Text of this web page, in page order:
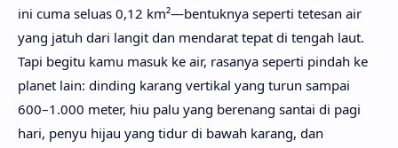
ini cuma seluas 0,12 km²—bentuknya seperti tetesan air
yang jatuh dari langit dan mendarat tepat di tengah laut.
Tapi begitu kamu masuk ke air, rasanya seperti pindah ke
planet lain: dinding karang vertikal yang turun sampai
600–1.000 meter, hiu palu yang berenang santai di pagi
hari, penyu hijau yang tidur di bawah karang, dan